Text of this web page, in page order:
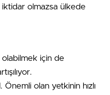
iktidar olmazsa ülkede
olabilmek için de
olan yetkinin hızlı